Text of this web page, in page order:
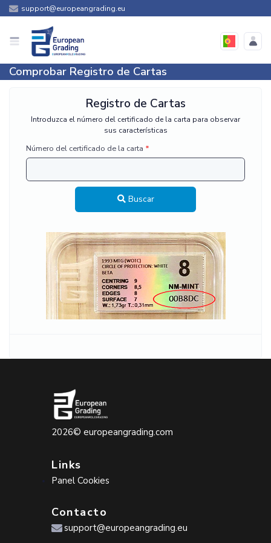
support@europeangrading.eu
Comprobar Registro de Cartas
Registro de Cartas
Introduzca el número del certificado de la carta para observar
sus características
Número del certificado de la carta
Buscar
2026© europeangrading.com
Links
Panel Cookies
Contacto
support@europeangrading.eu